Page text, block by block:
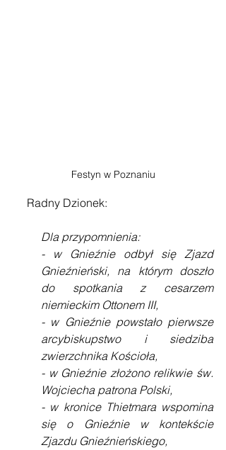
Festyn w Poznaniu
Radny Dzionek:
Dla przypomnienia:
- w Gnieźnie odbył się Zjazd
Gnieźnieński, na którym doszło
do spotkania z cesarzem
niemieckim Ottonem III,
- w Gnieźnie powstało pierwsze
arcybiskupstwo i siedziba
zwierzchnika Kościoła,
- w Gnieźnie złożono relikwie św.
Wojciecha patrona Polski,
- w kronice Thietmara wspomina
się o Gnieźnie w kontekście
Zjazdu Gnieźnieńskiego,